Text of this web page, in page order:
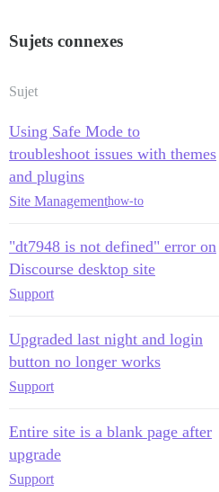
Sujets connexes
Sujet
Using Safe Mode to
troubleshoot issues with themes
and plugins
Site Managementhow-to
"dt7948 is not defined" error on
Discourse desktop site
Support
Upgraded last night and login
button no longer works
Support
Entire site is a blank page after
upgrade
Support